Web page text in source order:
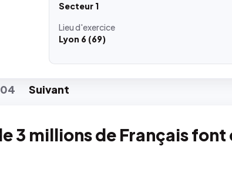
Secteur 1
Lieud'exercice
Lyon 6 (69)
04 Suivant
3 millions de Français